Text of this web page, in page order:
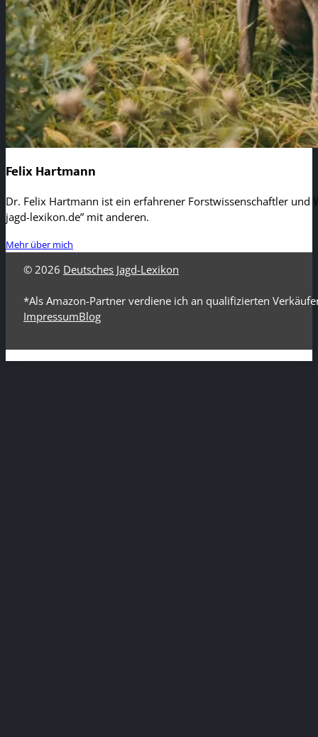
Felix Hartmann
Dr. Felix Hartmann ist ein erfahrener Forstwissenschaftler und
jagd-lexikon.de” mit anderen.
Mehr über mich
© 2026 Deutsches Jagd-Lexikon
*Als Amazon-Partner verdiene ich an qualifizierten
ImpressumBlog